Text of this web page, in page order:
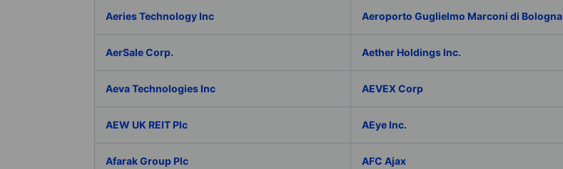
Aeries Technology Inc Aeroporto Guglielmo Marconi di Bologna
AerSale Corp. Aether Holdings Inc.
Aeva Technologies Inc AEVEX Corp
AEW UK REIT Plc AEye Inc.
Afarak Group Plc AFC Ajax